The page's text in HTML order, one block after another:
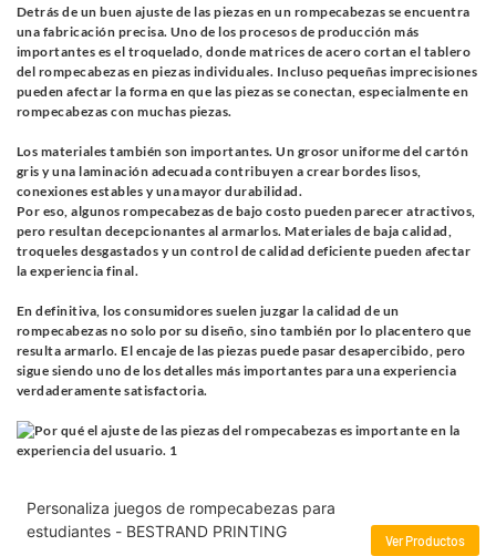
Detrás de un buen ajuste de las piezas en un rompecabezas se encuentra
una fabricación precisa. Uno de los procesos de producción más
importantes es el troquelado, donde matrices de acero cortan el tablero
del rompecabezas en piezas individuales. Incluso pequeñas imprecisiones
pueden afectar la forma en que las piezas se conectan, especialmente en
rompecabezas con muchas piezas.
Los materiales también son importantes. Un grosor uniforme del cartón
gris y una laminación adecuada contribuyen a crear bordes lisos,
conexiones estables y una mayor durabilidad.
Por eso, algunos rompecabezas de bajo costo pueden parecer atractivos,
pero resultan decepcionantes al armarlos. Materiales de baja calidad,
troqueles desgastados y un control de calidad deficiente pueden afectar
la experiencia final.
En definitiva, los consumidores suelen juzgar la calidad de un
rompecabezas no solo por su diseño, sino también por lo placentero que
resulta armarlo. El encaje de las piezas puede pasar desapercibido, pero
sigue siendo uno de los detalles más importantes para una experiencia
verdaderamente satisfactoria.
Personaliza juegos de rompecabezas para
estudiantes - BESTRAND PRINTING
Ver Productos